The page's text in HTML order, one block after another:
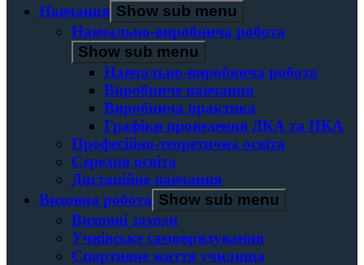
Навчання Show sub menu
Навчально-виробнича робота
Show sub menu
Навчально-виробнича робота
Виробниче навчання
Виробнича практика
Графіки проведення ДКА та ПКА
Професійно-теоретична освіта
Середня освіта
Дистаційне навчання
Виховна робота Show sub menu
Виховні заходи
Учнівське самоврядування
Спортивне життя училища